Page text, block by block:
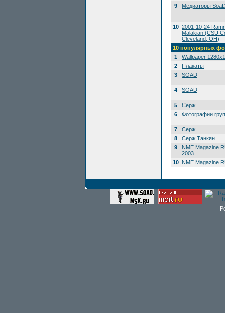
9
Медиаторы
10 2001-10-24
Malakian (CSU
Cleveland, OH)
10 популярных
1
Wallpaper
2
Плакаты
3
SOAD
4 SOAD
5
Серж
6
Фотографии
7
Серж
8
Серж Танкян
9
NME Magazine
2003
10 NME Magazine